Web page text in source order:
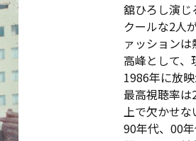
舘ひろし演
クールな2人
ァッション
高峰として、
1986年に放
最高視聴率は
上で欠かせな
90年代、00